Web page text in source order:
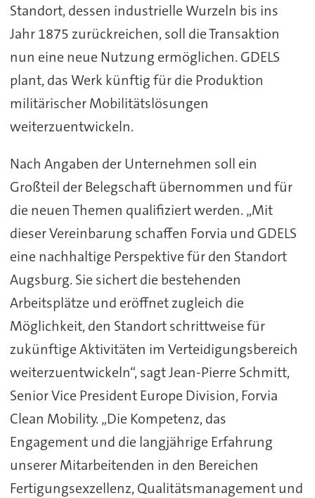
Standort, dessen industrielle Wurzeln bis ins
Jahr 1875 zurückreichen, soll die Transaktion
nun eine neue Nutzung ermöglichen. GDELS
plant, das Werk künftig für die Produktion
militärischer Mobilitätslösungen
weiterzuentwickeln.
Nach Angaben der Unternehmen soll ein
Großteil der Belegschaft übernommen und für
die neuen Themen qualifiziert werden. „Mit
dieser Vereinbarung schaffen Forvia und GDELS
eine nachhaltige Perspektive für den Standort
Augsburg. Sie sichert die bestehenden
Arbeitsplätze und eröffnet zugleich die
Möglichkeit, den Standort schrittweise für
zukünftige Aktivitäten im Verteidigungsbereich
weiterzuentwickeln“, sagt Jean-Pierre Schmitt,
Senior Vice President Europe Division, Forvia
Clean Mobility. „Die Kompetenz, das
Engagement und die langjährige Erfahrung
unserer Mitarbeitenden in den Bereichen
Fertigungsexzellenz, Qualitätsmanagement und